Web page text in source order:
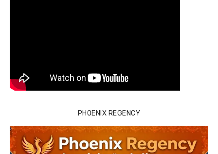
PHOENIX REGENCY